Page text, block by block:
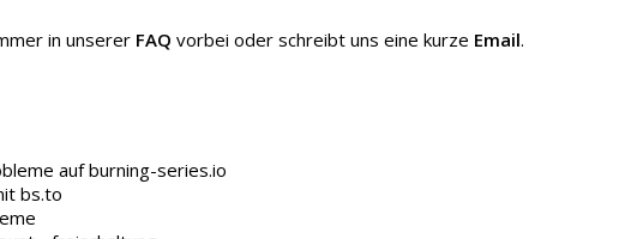
in unserer FAQ vorbei oder schreibt uns eine kurze Email.
auf burning-series.io
bs.to